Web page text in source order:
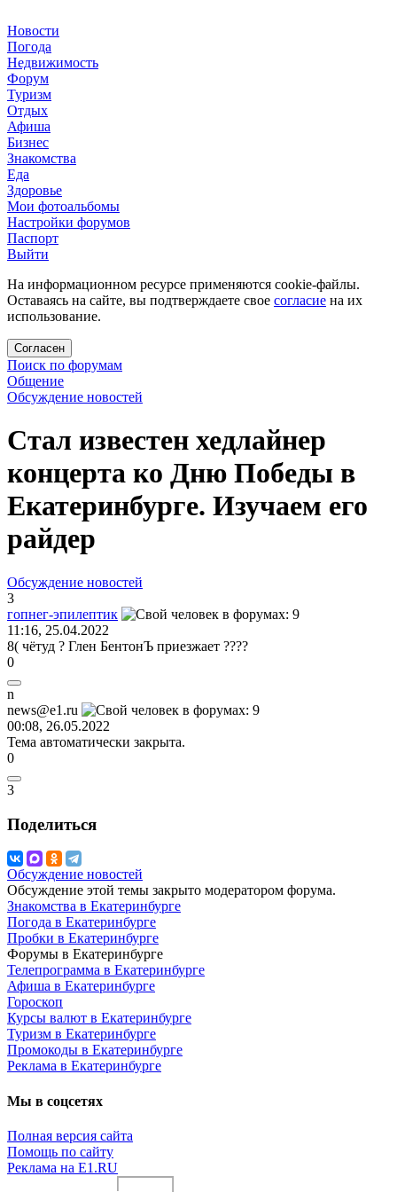
Новости
Погода
Недвижимость
Форум
Туризм
Отдых
Афиша
Бизнес
Знакомства
Еда
Здоровье
Мои фотоальбомы
Настройки форумов
Паспорт
Выйти
На информационном ресурсе применяются cookie-файлы.
Оставаясь на сайте, вы подтверждаете свое согласие на их
использование.
Согласен
Поиск по форумам
Общение
Обсуждение новостей
Стал известен хедлайнер
концерта ко Дню Победы в
Екатеринбурге. Изучаем его
райдер
Обсуждение новостей
3
гопнег-эпилептик
11:16, 25.04.2022
8( чётуд ? Глен БентонЪ приезжает ????
0
n
news@e1.ru
00:08, 26.05.2022
Тема автоматически закрыта.
0
3
Поделиться
Обсуждение новостей
Обсуждение этой темы закрыто модератором форума.
Знакомства в Екатеринбурге
Погода в Екатеринбурге
Пробки в Екатеринбурге
Форумы в Екатеринбурге
Телепрограмма в Екатеринбурге
Афиша в Екатеринбурге
Гороскоп
Курсы валют в Екатеринбурге
Туризм в Екатеринбурге
Промокоды в Екатеринбурге
Реклама в Екатеринбурге
Мы в соцсетях
Полная версия сайта
Помощь по сайту
Реклама на E1.RU